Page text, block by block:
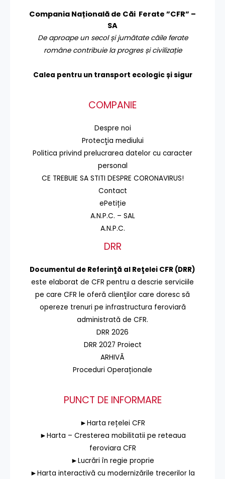
Compania Națională de Căi Ferate ”CFR” –
SA
De aproape un secol și jumătate căile ferate
române contribuie la progres și civilizație
Calea pentru un transport ecologic și sigur
COMPANIE
Despre noi
Protecţia mediului
Politica privind prelucrarea datelor cu caracter
personal
CE TREBUIE SA STITI DESPRE CORONAVIRUS!
Contact
ePetiție
A.N.P.C. – SAL
A.N.P.C.
DRR
Documentul de Referinţă al Reţelei CFR (DRR)
este elaborat de CFR pentru a descrie serviciile
pe care CFR le oferă clienţilor care doresc să
opereze trenuri pe infrastructura feroviară
administrată de CFR.
DRR 2026
DRR 2027 Proiect
ARHIVĂ
Proceduri Operaționale
PUNCT DE INFORMARE
►Harta rețelei CFR
►Harta – Cresterea mobilitatii pe reteaua
feroviara CFR
►Lucrări în regie proprie
►Harta interactivă cu modernizările trecerilor la